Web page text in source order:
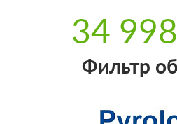
34 998
Фильтр